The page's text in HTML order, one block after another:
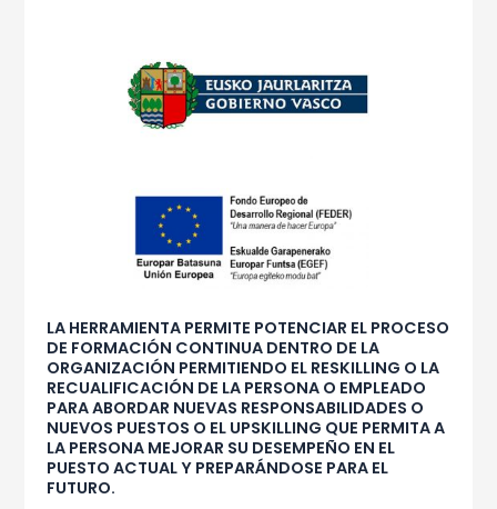
LA HERRAMIENTA PERMITE POTENCIAR EL PROCESO
DE FORMACIÓN CONTINUA DENTRO DE LA
ORGANIZACIÓN PERMITIENDO EL RESKILLING O LA
RECUALIFICACIÓN DE LA PERSONA O EMPLEADO
PARA ABORDAR NUEVAS RESPONSABILIDADES O
NUEVOS PUESTOS O EL UPSKILLING QUE PERMITA A
LA PERSONA MEJORAR SU DESEMPEÑO EN EL
PUESTO ACTUAL Y PREPARÁNDOSE PARA EL
FUTURO.